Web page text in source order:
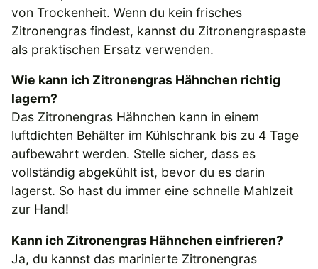
von Trockenheit. Wenn du kein frisches
Zitronengras findest, kannst du Zitronengraspaste
als praktischen Ersatz verwenden.
Wie kann ich Zitronengras Hähnchen richtig
lagern?
Das Zitronengras Hähnchen kann in einem
luftdichten Behälter im Kühlschrank bis zu 4 Tage
aufbewahrt werden. Stelle sicher, dass es
vollständig abgekühlt ist, bevor du es darin
lagerst. So hast du immer eine schnelle Mahlzeit
zur Hand!
Kann ich Zitronengras Hähnchen einfrieren?
Ja, du kannst das marinierte Zitronengras